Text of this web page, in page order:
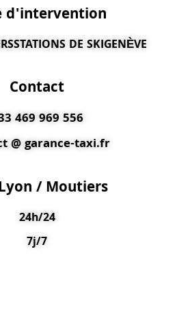
d'intervention
STATIONS DE SKIGENÈVE
Contact
469 969 556
@ garance-taxi.fr
/ Moutiers
24h/24
7j/7